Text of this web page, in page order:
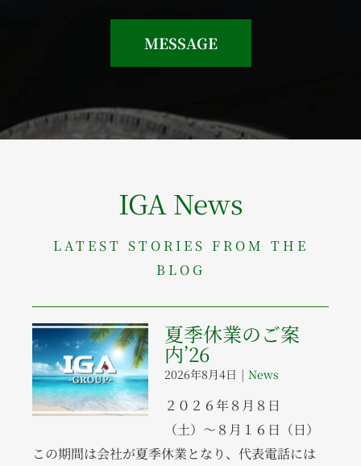
MESSAGE
IGA News
LATEST STORIES FROM THE
BLOG
夏季休業のご案
内’26
2026年8月4日 | News
２０２６年８月８日
（土）〜８月１６日（日）
この期間は会社が夏季休業となり、代表電話には